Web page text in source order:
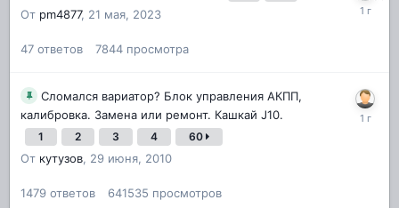
От pm4877, 21 мая, 2023
47 ответов 7844 просмотра
Сломался вариатор? Блок управления АКПП,
калибровка. Замена или ремонт. Кашкай J10.
1 2 3 4 60
От кутузов, 29 июня, 2010
1479 ответов 641535 просмотров